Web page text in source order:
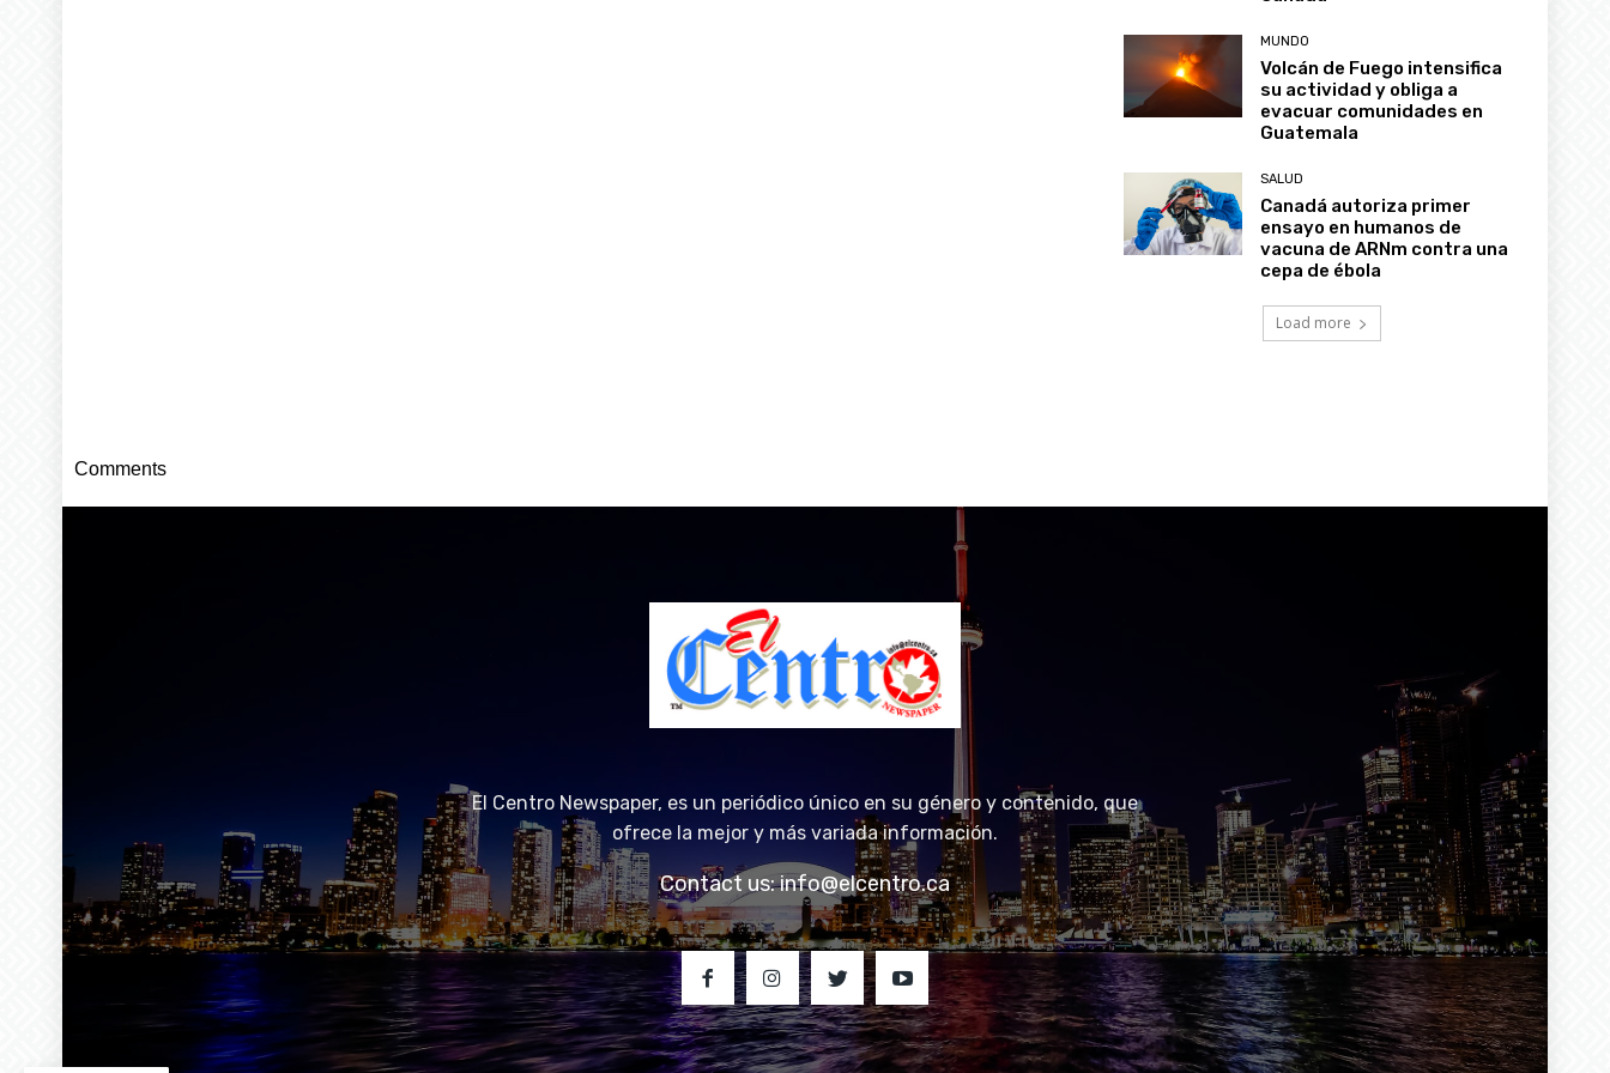
MUNDO
Volcán de Fuego intensifica
su actividad y obliga a
evacuar comunidades en
Guatemala
SALUD
Canadá autoriza primer
ensayo en humanos de
vacuna de ARNm contra una
cepa de ébola
Load more
Comments
El Centro Newspaper, es un periódico único en su género y contenido, que
ofrece la mejor y más variada información.
Contact us:info@elcentro.ca